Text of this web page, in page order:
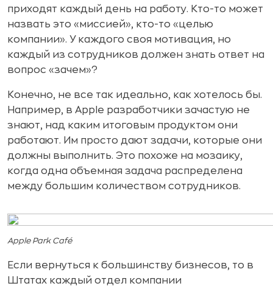
приходят каждый день на работу. Кто-то может
назвать это «миссией», кто-то «целью
компании». У каждого своя мотивация, но
каждый из сотрудников должен знать ответ на
вопрос «зачем»?
Конечно, не все так идеально, как хотелось бы.
Например, в Apple разработчики зачастую не
знают, над каким итоговым продуктом они
работают. Им просто дают задачи, которые они
должны выполнить. Это похоже на мозаику,
когда одна объемная задача распределена
между большим количеством сотрудников.
Apple Park Café
Если вернуться к большинству бизнесов, то в
Штатах каждый отдел компании